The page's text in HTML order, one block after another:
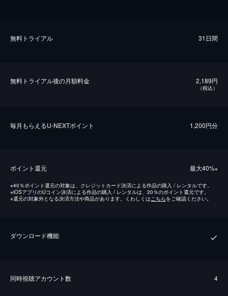
無料トライアル 31日間
無料トライアル後の⽉額料金 2,189円
（税込）
毎⽉もらえるU-NEXTポイント 1,200円分
ポイント還元 最⼤40%※
※40％ポイント還元の対象は、クレジットカード決済による作品の購入 / レンタルです。
※iOSアプリのUコイン決済による作品の購入 / レンタルは、20％のポイント還元です。
※還元の対象外となる決済方法や商品があります。くわしくはこちらをご確認ください。
ダウンロード機能
同時視聴アカウント数 4